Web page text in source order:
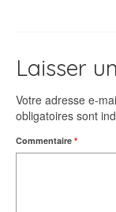
Laisser
Votre adresse e-
obligatoires sont
Commentaire *